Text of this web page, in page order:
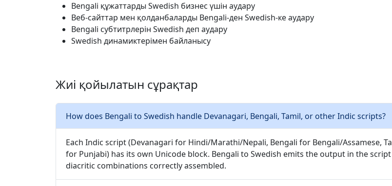
Bengali құжаттарды Swedish бизнес үшін аудару
Веб-сайттар мен қолданбаларды Bengali-ден Swedish-ке аудару
Bengali субтитрлерін Swedish деп аудару
Swedish динамиктерімен байланысу
Жиі қойылатын сұрақтар
How does Bengali to Swedish handle Devanagari, Bengali, Tamil, or other Indic scripts?
Each Indic script (Devanagari for Hindi/Marathi/Nepali, Bengali for Bengali/Assamese,
for Punjabi) has its own Unicode block. Bengali to Swedish emits the output in the
diacritic combinations correctly assembled.